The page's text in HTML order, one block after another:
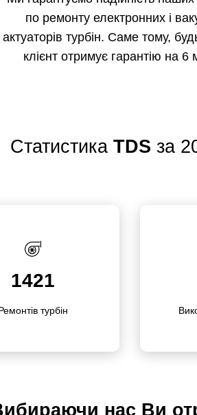
по ремонту електронних і
актуаторів турбін. Саме тому,
клієнт отримує гарантію на 6
Статистика TDS за
1421
турбін
нас Ви